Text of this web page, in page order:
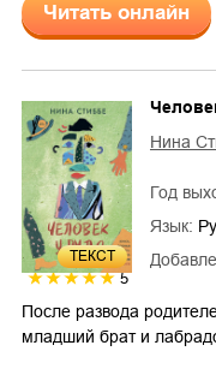
Читать онлайн
ТЕКСТ
5
Нина
Год
Язык:
После развода
младший брат и